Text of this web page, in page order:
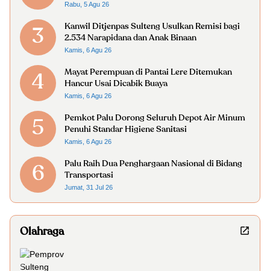
Rabu, 5 Agu 26
3
Kanwil Ditjenpas Sulteng Usulkan Remisi bagi
2.534 Narapidana dan Anak Binaan
Kamis, 6 Agu 26
4
Mayat Perempuan di Pantai Lere Ditemukan
Hancur Usai Dicabik Buaya
Kamis, 6 Agu 26
5
Pemkot Palu Dorong Seluruh Depot Air Minum
Penuhi Standar Higiene Sanitasi
Kamis, 6 Agu 26
6
Palu Raih Dua Penghargaan Nasional di Bidang
Transportasi
Jumat, 31 Jul 26
Olahraga